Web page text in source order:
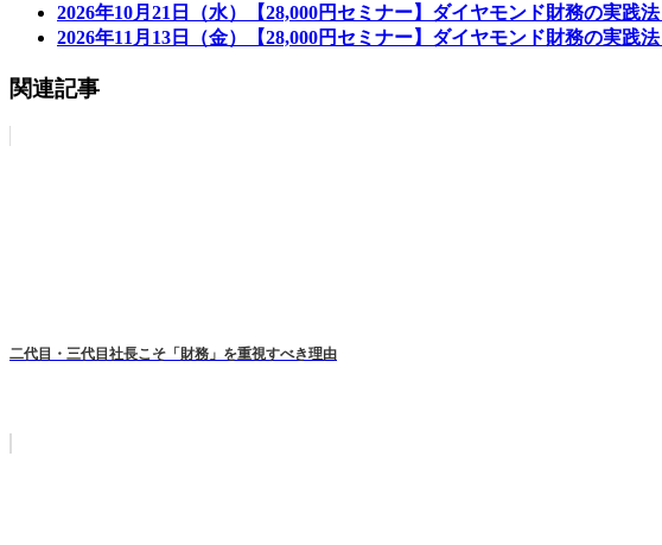
2026年10月21日（水）【28,000円セミナー】ダイヤモンド財務の実践法
2026年11月13日（金）【28,000円セミナー】ダイヤモンド財務の実践法
関連記事
二代目・三代目社長こそ「財務」を重視すべき理由